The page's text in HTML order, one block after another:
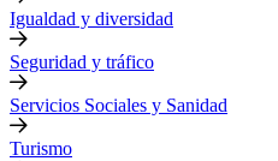
Igualdad y diversidad
Seguridad y tráfico
Servicios Sociales y Sanidad
Turismo